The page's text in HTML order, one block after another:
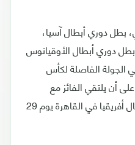
بطل دوري أبطال آسيا،
بطل دوري أبطال الأوقيانوس
في الجولة الفاصلة لكأس
أن يلتقي الفائز مع
الأهلي المصري بطل دوري أبطال أفريقيا في القاهرة يوم 29